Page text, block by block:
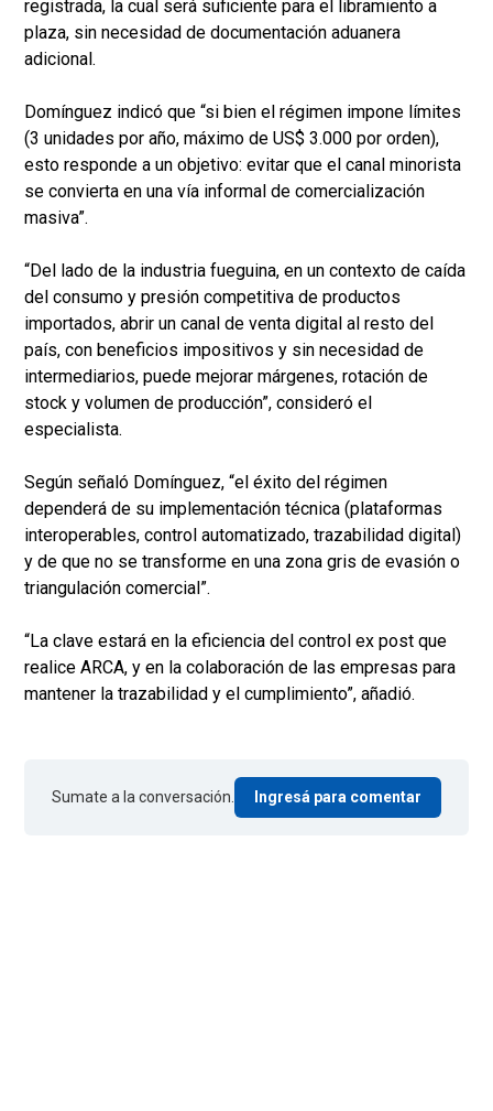
registrada, la cual será suficiente para el libramiento a
plaza, sin necesidad de documentación aduanera
adicional.
Domínguez indicó que “si bien el régimen impone límites
(3 unidades por año, máximo de US$ 3.000 por orden),
esto responde a un objetivo: evitar que el canal minorista
se convierta en una vía informal de comercialización
masiva”.
“Del lado de la industria fueguina, en un contexto de caída
del consumo y presión competitiva de productos
importados, abrir un canal de venta digital al resto del
país, con beneficios impositivos y sin necesidad de
intermediarios, puede mejorar márgenes, rotación de
stock y volumen de producción”, consideró el
especialista.
Según señaló Domínguez, “el éxito del régimen
dependerá de su implementación técnica (plataformas
interoperables, control automatizado, trazabilidad digital)
y de que no se transforme en una zona gris de evasión o
triangulación comercial”.
“La clave estará en la eficiencia del control ex post que
realice ARCA, y en la colaboración de las empresas para
mantener la trazabilidad y el cumplimiento”, añadió.
Sumate a la conversación. Ingresá para comentar